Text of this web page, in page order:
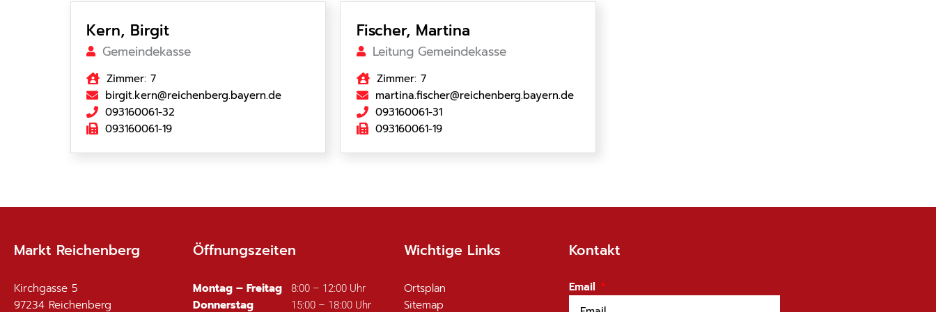
Kern, Birgit
Gemeindekasse
Zimmer: 7
birgit.kern@reichenberg.bayern.de
093160061-32
093160061-19
Fischer, Martina
Leitung Gemeindekasse
Zimmer: 7
martina.fischer@reichenberg.bayern.de
093160061-31
093160061-19
Markt Reichenberg
Kirchgasse 5
97234 Reichenberg
Öffnungszeiten
Montag – Freitag 8:00 – 12:00 Uhr
Donnerstag 15:00 – 18:00 Uhr
Wichtige Links
Ortsplan
Sitemap
Kontakt
Email